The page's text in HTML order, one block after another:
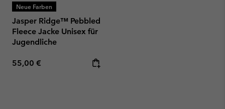
Neue Farben
Jasper Ridge™ Pebbled
Fleece Jacke Unisex für
Jugendliche
Regular price:
55,00 €